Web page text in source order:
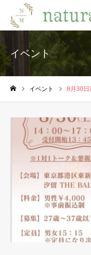
イベント
イベント 8月30日